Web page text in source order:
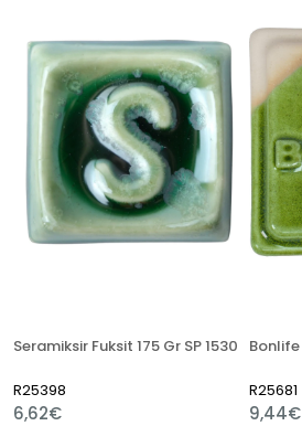
Seramiksir Fuksit 175 Gr SP 1530
R25398
6,62€
R25681
9,44€